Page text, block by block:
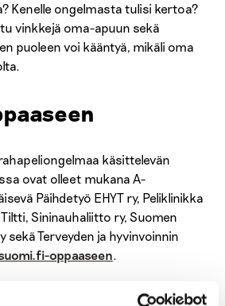
Kenelle ongelmasta tulisi kertoa?
vinkkejä oma-apuun sekä
puoleen voi kääntyä, mikäli oma
käsittelevän
ovat olleet mukana A-
Päihdetyö EHYT ry, Peliklinikka
Sininauhaliitto ry, Suomen
sekä Terveyden ja hyvinvoinnin
oppaaseen.
oppaan herättämistä